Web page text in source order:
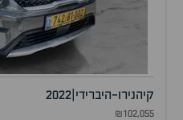
קיהנירו-היברידי 2022
₪102,055